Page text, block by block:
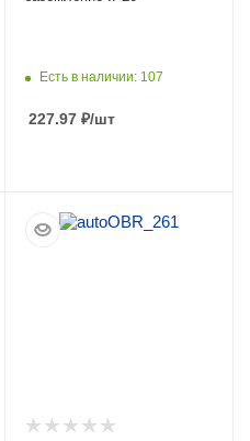
Есть в наличии: 107
227.97 ₽/шт
ПОДРОБНЕЕ